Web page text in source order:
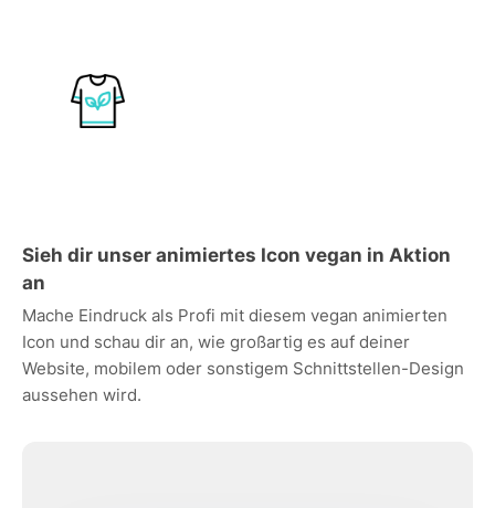
Sieh dir unser animiertes Icon vegan in Aktion
an
Mache Eindruck als Profi mit diesem vegan animierten
Icon und schau dir an, wie großartig es auf deiner
Website, mobilem oder sonstigem Schnittstellen-Design
aussehen wird.